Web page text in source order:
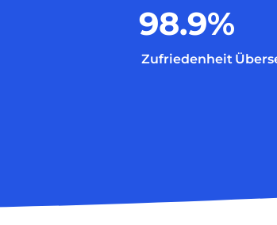
98.9%
Zufriedenheit